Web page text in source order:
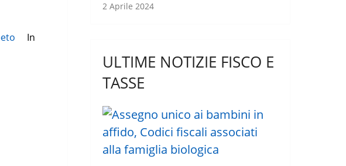
In
2 Aprile 2024
ULTIME NOTIZIE FISCO E
TASSE